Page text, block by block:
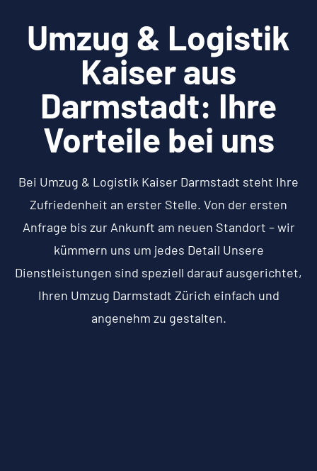
Umzug & Logistik
Kaiser aus
Darmstadt: Ihre
Vorteile bei uns
Bei Umzug & Logistik Kaiser Darmstadt steht Ihre
Zufriedenheit an erster Stelle. Von der ersten
Anfrage bis zur Ankunft am neuen Standort – wir
kümmern uns um jedes Detail Unsere
Dienstleistungen sind speziell darauf ausgerichtet,
Ihren Umzug Darmstadt Zürich einfach und
angenehm zu gestalten.